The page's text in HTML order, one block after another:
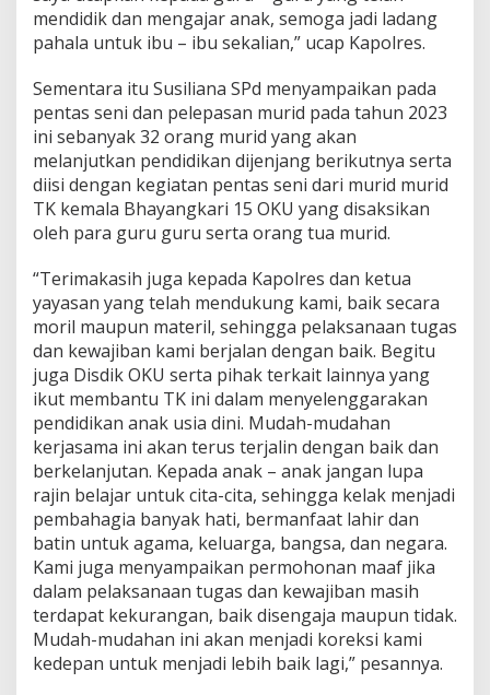
mendidik dan mengajar anak, semoga jadi ladang
pahala untuk ibu – ibu sekalian,” ucap Kapolres.
Sementara itu Susiliana SPd menyampaikan pada
pentas seni dan pelepasan murid pada tahun 2023
ini sebanyak 32 orang murid yang akan
melanjutkan pendidikan dijenjang berikutnya serta
diisi dengan kegiatan pentas seni dari murid murid
TK kemala Bhayangkari 15 OKU yang disaksikan
oleh para guru guru serta orang tua murid.
“Terimakasih juga kepada Kapolres dan ketua
yayasan yang telah mendukung kami, baik secara
moril maupun materil, sehingga pelaksanaan tugas
dan kewajiban kami berjalan dengan baik. Begitu
juga Disdik OKU serta pihak terkait lainnya yang
ikut membantu TK ini dalam menyelenggarakan
pendidikan anak usia dini. Mudah-mudahan
kerjasama ini akan terus terjalin dengan baik dan
berkelanjutan. Kepada anak – anak jangan lupa
rajin belajar untuk cita-cita, sehingga kelak menjadi
pembahagia banyak hati, bermanfaat lahir dan
batin untuk agama, keluarga, bangsa, dan negara.
Kami juga menyampaikan permohonan maaf jika
dalam pelaksanaan tugas dan kewajiban masih
terdapat kekurangan, baik disengaja maupun tidak.
Mudah-mudahan ini akan menjadi koreksi kami
kedepan untuk menjadi lebih baik lagi,” pesannya.